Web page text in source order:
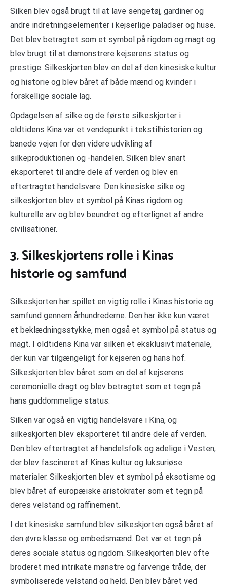
Silken blev også brugt til at lave sengetøj, gardiner og
andre indretningselementer i kejserlige paladser og huse.
Det blev betragtet som et symbol på rigdom og magt og
blev brugt til at demonstrere kejserens status og
prestige. Silkeskjorten blev en del af den kinesiske kultur
og historie og blev båret af både mænd og kvinder i
forskellige sociale lag.
Opdagelsen af silke og de første silkeskjorter i
oldtidens Kina var et vendepunkt i tekstilhistorien og
banede vejen for den videre udvikling af
silkeproduktionen og -handelen. Silken blev snart
eksporteret til andre dele af verden og blev en
eftertragtet handelsvare. Den kinesiske silke og
silkeskjorten blev et symbol på Kinas rigdom og
kulturelle arv og blev beundret og efterlignet af andre
civilisationer.
3. Silkeskjortens rolle i Kinas
historie og samfund
Silkeskjorten har spillet en vigtig rolle i Kinas historie og
samfund gennem århundrederne. Den har ikke kun været
et beklædningsstykke, men også et symbol på status og
magt. I oldtidens Kina var silken et eksklusivt materiale,
der kun var tilgængeligt for kejseren og hans hof.
Silkeskjorten blev båret som en del af kejserens
ceremonielle dragt og blev betragtet som et tegn på
hans guddommelige status.
Silken var også en vigtig handelsvare i Kina, og
silkeskjorten blev eksporteret til andre dele af verden.
Den blev eftertragtet af handelsfolk og adelige i Vesten,
der blev fascineret af Kinas kultur og luksuriøse
materialer. Silkeskjorten blev et symbol på eksotisme og
blev båret af europæiske aristokrater som et tegn på
deres velstand og raffinement.
I det kinesiske samfund blev silkeskjorten også båret af
den øvre klasse og embedsmænd. Det var et tegn på
deres sociale status og rigdom. Silkeskjorten blev ofte
broderet med intrikate mønstre og farverige tråde, der
symboliserede velstand og held. Den blev båret ved